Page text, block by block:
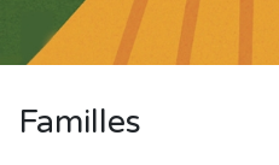
Familles